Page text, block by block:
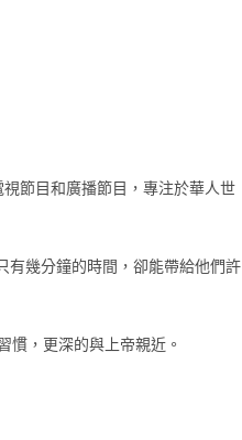
節目和廣播節目，專注於華人世
有幾分鐘的時間，卻能帶給他們許
慣，更深的與上帝親近。